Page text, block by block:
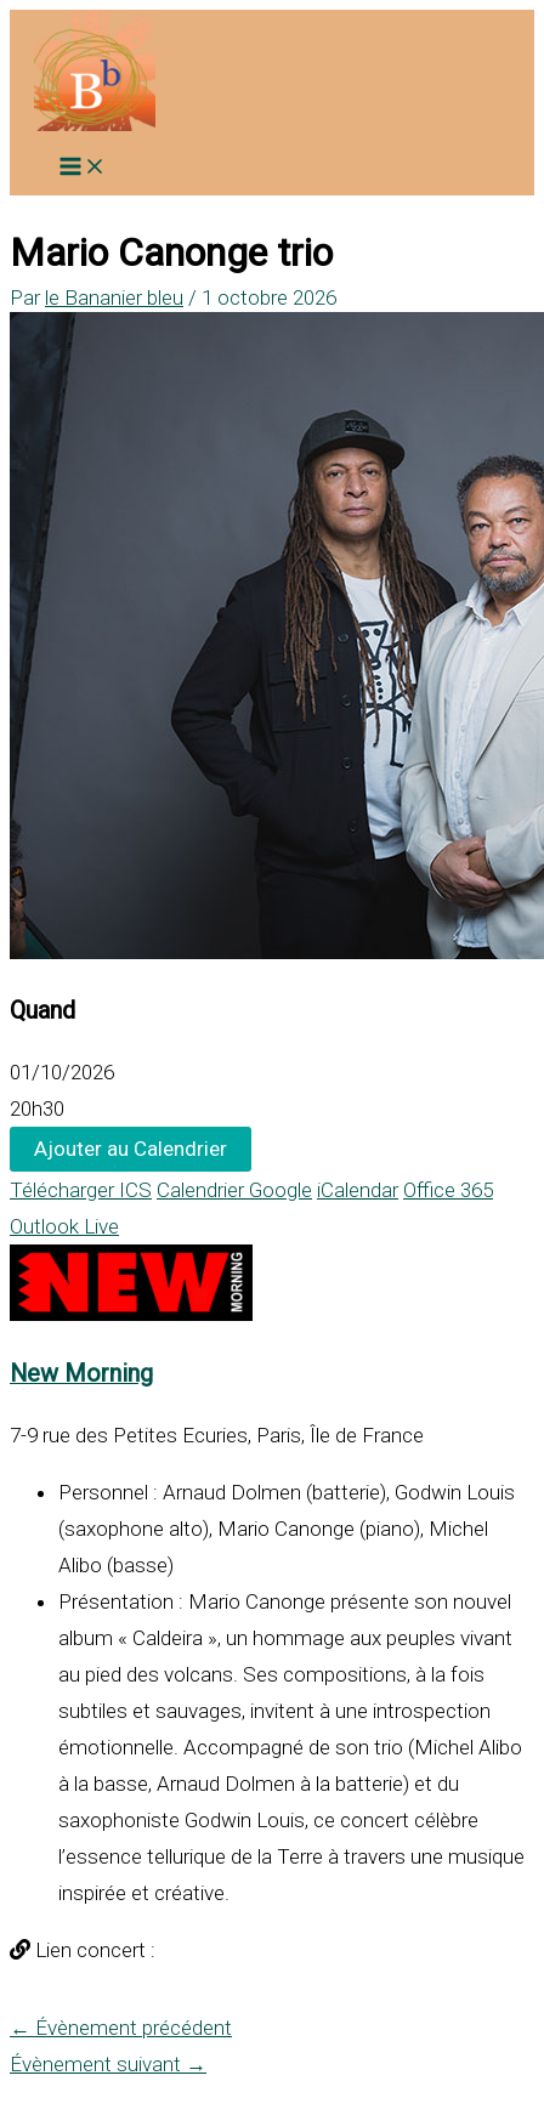
contenu
Mario Canonge trio
Par le Bananier bleu / 1 octobre 2026
Quand
01/10/2026
20h30
Ajouter au Calendrier
Télécharger ICS Calendrier Google iCalendar Office 365
Outlook Live
New Morning
7-9 rue des Petites Ecuries, Paris, Île de France
Personnel : Arnaud Dolmen (batterie), Godwin Louis
(saxophone alto), Mario Canonge (piano), Michel
Alibo (basse)
Présentation : Mario Canonge présente son nouvel
album « Caldeira », un hommage aux peuples vivant
au pied des volcans. Ses compositions, à la fois
subtiles et sauvages, invitent à une introspection
émotionnelle. Accompagné de son trio (Michel Alibo
à la basse, Arnaud Dolmen à la batterie) et du
saxophoniste Godwin Louis, ce concert célèbre
l’essence tellurique de la Terre à travers une musique
inspirée et créative.
Lien concert :
← Évènement précédent
Évènement suivant →